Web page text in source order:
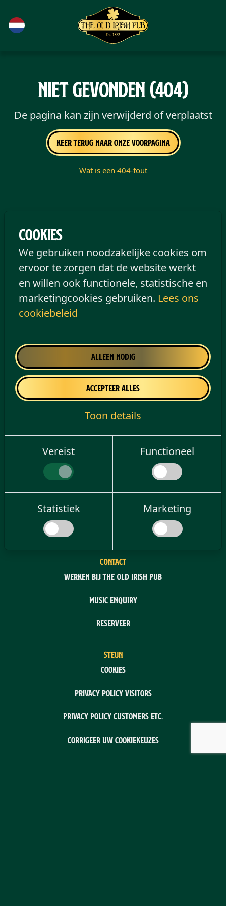
Ga naar de hoofdinhoud
Cookies
We gebruiken noodzakelijke cookies om
ervoor te zorgen dat de website werkt
en willen ook functionele, statistische en
marketingcookies gebruiken. Lees ons
cookiebeleid
Alleen nodig
Accepteer alles
Toon details
Vereist Functioneel
Statistiek Marketing
Niet gevonden (404)
De pagina kan zijn verwijderd of verplaatst
Keer terug naar onze voorpagina
Wat is een 404-fout
MEER
Old Irish Pub Beleving
CONTACT
Werken bij The Old Irish Pub
Music enquiry
Reserveer
STEUN
Cookies
Privacy policy visitors
Privacy policy customers etc.
Corrigeer uw cookiekeuzes
CMS/webwinkel/ticketsysteem: Flex4B